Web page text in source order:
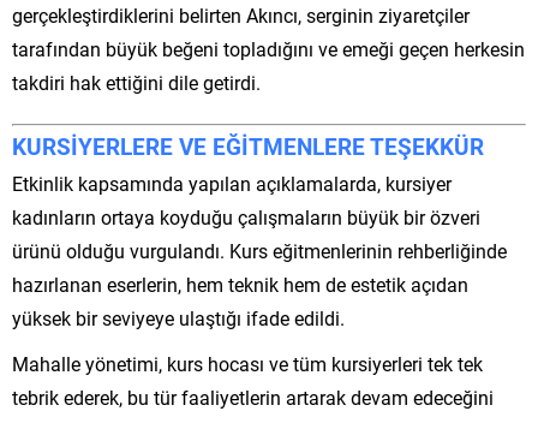
gerçekleştirdiklerini belirten Akıncı, serginin ziyaretçiler
tarafından büyük beğeni topladığını ve emeği geçen herkesin
takdiri hak ettiğini dile getirdi.
KURSİYERLERE VE EĞİTMENLERE TEŞEKKÜR
Etkinlik kapsamında yapılan açıklamalarda, kursiyer
kadınların ortaya koyduğu çalışmaların büyük bir özveri
ürünü olduğu vurgulandı. Kurs eğitmenlerinin rehberliğinde
hazırlanan eserlerin, hem teknik hem de estetik açıdan
yüksek bir seviyeye ulaştığı ifade edildi.
Mahalle yönetimi, kurs hocası ve tüm kursiyerleri tek tek
tebrik ederek, bu tür faaliyetlerin artarak devam edeceğini